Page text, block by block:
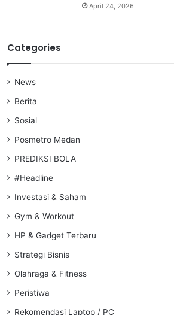
April 24, 2026
Categories
News
Berita
Sosial
Posmetro Medan
PREDIKSI BOLA
#Headline
Investasi & Saham
Gym & Workout
HP & Gadget Terbaru
Strategi Bisnis
Olahraga & Fitness
Peristiwa
Rekomendasi Laptop / PC